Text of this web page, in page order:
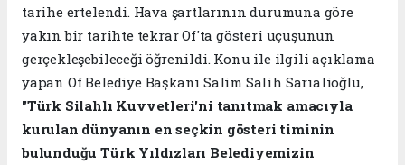
tarihe ertelendi. Hava şartlarının durumuna göre
yakın bir tarihte tekrar Of'ta gösteri uçuşunun
gerçekleşebileceği öğrenildi. Konu ile ilgili açıklama
yapan Of Belediye Başkanı Salim Salih Sarıalioğlu,
"Türk Silahlı Kuvvetleri'ni tanıtmak amacıyla
kurulan dünyanın en seçkin gösteri timinin
bulunduğu Türk Yıldızları Belediyemizin